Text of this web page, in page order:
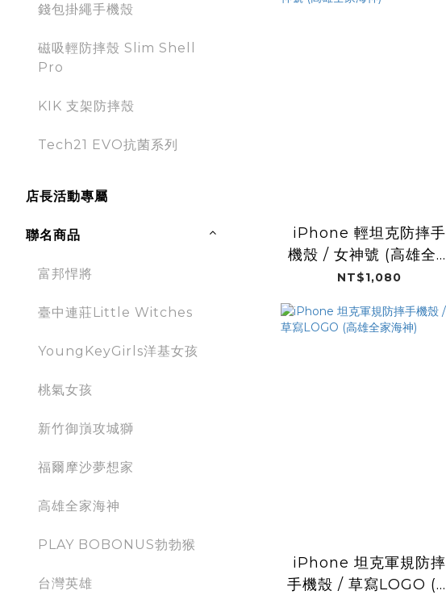
錢包掛繩手機殼
磁吸輕防摔殼 Slim Shell
Pro
KIK 支架防摔殼
Tech21 EVO抗菌系列
店長活動專屬
聯名商品
富邦悍將
臺中連莊Little Witches
YoungKeyGirls洋基女孩
桃氣女孩
新竹御嵿攻城獅
福爾摩沙夢想家
高雄全家海神
PLAY BOBONUS勃勃猴
台灣英雄
iPhone 輕坦克防摔手
機殼 / 女神號 (高雄全家
海神)
NT$1,080
iPhone 坦克軍規防摔
手機殼 / 草寫LOGO (高